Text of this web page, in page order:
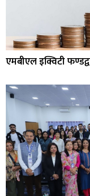
एमबीएल इक्विटी